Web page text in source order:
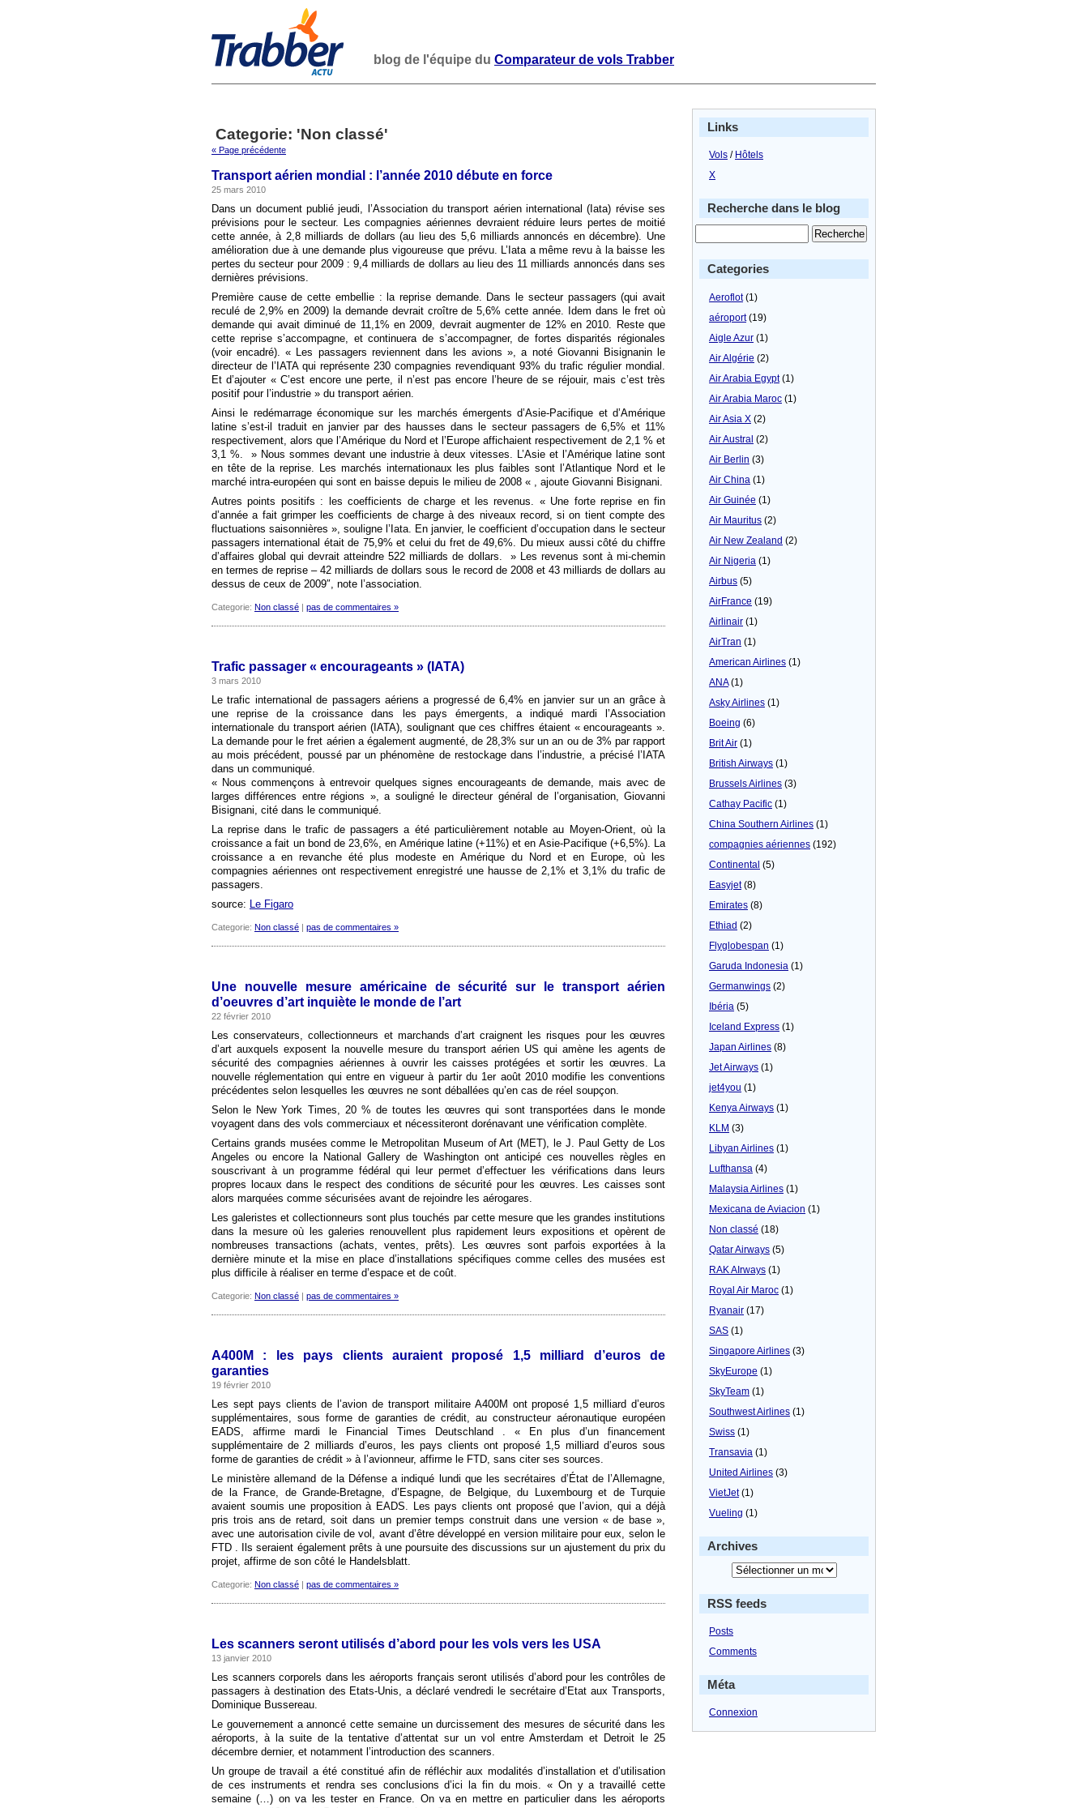
blog de l'équipe du Comparateur de vols Trabber
Categorie: 'Non classé'
« Page précédente
Transport aérien mondial : l’année 2010 débute en force
25 mars 2010
Dans un document publié jeudi, l’Association du transport aérien international (Iata) révise ses
prévisions pour le secteur. Les compagnies aériennes devraient réduire leurs pertes de moitié
cette année, à 2,8 milliards de dollars (au lieu des 5,6 milliards annoncés en décembre). Une
amélioration due à une demande plus vigoureuse que prévu. L’Iata a même revu à la baisse les
pertes du secteur pour 2009 : 9,4 milliards de dollars au lieu des 11 milliards annoncés dans ses
dernières prévisions.
Première cause de cette embellie : la reprise demande. Dans le secteur passagers (qui avait
reculé de 2,9% en 2009) la demande devrait croître de 5,6% cette année. Idem dans le fret où
demande qui avait diminué de 11,1% en 2009, devrait augmenter de 12% en 2010. Reste que
cette reprise s’accompagne, et continuera de s’accompagner, de fortes disparités régionales
(voir encadré). « Les passagers reviennent dans les avions », a noté Giovanni Bisignanin le
directeur de l’IATA qui représente 230 compagnies revendiquant 93% du trafic régulier mondial.
Et d’ajouter « C’est encore une perte, il n’est pas encore l’heure de se réjouir, mais c’est très
positif pour l’industrie » du transport aérien.
Ainsi le redémarrage économique sur les marchés émergents d’Asie-Pacifique et d’Amérique
latine s’est-il traduit en janvier par des hausses dans le secteur passagers de 6,5% et 11%
respectivement, alors que l’Amérique du Nord et l’Europe affichaient respectivement de 2,1 % et
3,1 %. » Nous sommes devant une industrie à deux vitesses. L’Asie et l’Amérique latine sont
en tête de la reprise. Les marchés internationaux les plus faibles sont l’Atlantique Nord et le
marché intra-européen qui sont en baisse depuis le milieu de 2008 « , ajoute Giovanni Bisignani.
Autres points positifs : les coefficients de charge et les revenus. « Une forte reprise en fin
d’année a fait grimper les coefficients de charge à des niveaux record, si on tient compte des
fluctuations saisonnières », souligne l’Iata. En janvier, le coefficient d’occupation dans le secteur
passagers international était de 75,9% et celui du fret de 49,6%. Du mieux aussi côté du chiffre
d’affaires global qui devrait atteindre 522 milliards de dollars. » Les revenus sont à mi-chemin
en termes de reprise – 42 milliards de dollars sous le record de 2008 et 43 milliards de dollars au
dessus de ceux de 2009″, note l’association.
Categorie: Non classé | pas de commentaires »
Trafic passager « encourageants » (IATA)
3 mars 2010
Le trafic international de passagers aériens a progressé de 6,4% en janvier sur un an grâce à
une reprise de la croissance dans les pays émergents, a indiqué mardi l’Association
internationale du transport aérien (IATA), soulignant que ces chiffres étaient « encourageants ».
La demande pour le fret aérien a également augmenté, de 28,3% sur un an ou de 3% par rapport
au mois précédent, poussé par un phénomène de restockage dans l’industrie, a précisé l’IATA
dans un communiqué.
« Nous commençons à entrevoir quelques signes encourageants de demande, mais avec de
larges différences entre régions », a souligné le directeur général de l’organisation, Giovanni
Bisignani, cité dans le communiqué.
La reprise dans le trafic de passagers a été particulièrement notable au Moyen-Orient, où la
croissance a fait un bond de 23,6%, en Amérique latine (+11%) et en Asie-Pacifique (+6,5%). La
croissance a en revanche été plus modeste en Amérique du Nord et en Europe, où les
compagnies aériennes ont respectivement enregistré une hausse de 2,1% et 3,1% du trafic de
passagers.
source: Le Figaro
Categorie: Non classé | pas de commentaires »
Une nouvelle mesure américaine de sécurité sur le transport aérien
d’oeuvres d’art inquiète le monde de l’art
22 février 2010
Les conservateurs, collectionneurs et marchands d’art craignent les risques pour les œuvres
d’art auxquels exposent la nouvelle mesure du transport aérien US qui amène les agents de
sécurité des compagnies aériennes à ouvrir les caisses protégées et sortir les œuvres. La
nouvelle réglementation qui entre en vigueur à partir du 1er août 2010 modifie les conventions
précédentes selon lesquelles les œuvres ne sont déballées qu’en cas de réel soupçon.
Selon le New York Times, 20 % de toutes les œuvres qui sont transportées dans le monde
voyagent dans des vols commerciaux et nécessiteront dorénavant une vérification complète.
Certains grands musées comme le Metropolitan Museum of Art (MET), le J. Paul Getty de Los
Angeles ou encore la National Gallery de Washington ont anticipé ces nouvelles règles en
souscrivant à un programme fédéral qui leur permet d’effectuer les vérifications dans leurs
propres locaux dans le respect des conditions de sécurité pour les œuvres. Les caisses sont
alors marquées comme sécurisées avant de rejoindre les aérogares.
Les galeristes et collectionneurs sont plus touchés par cette mesure que les grandes institutions
dans la mesure où les galeries renouvellent plus rapidement leurs expositions et opèrent de
nombreuses transactions (achats, ventes, prêts). Les œuvres sont parfois exportées à la
dernière minute et la mise en place d’installations spécifiques comme celles des musées est
plus difficile à réaliser en terme d’espace et de coût.
Categorie: Non classé | pas de commentaires »
A400M : les pays clients auraient proposé 1,5 milliard d’euros de
garanties
19 février 2010
Les sept pays clients de l’avion de transport militaire A400M ont proposé 1,5 milliard d’euros
supplémentaires, sous forme de garanties de crédit, au constructeur aéronautique européen
EADS, affirme mardi le Financial Times Deutschland . « En plus d’un financement
supplémentaire de 2 milliards d’euros, les pays clients ont proposé 1,5 milliard d’euros sous
forme de garanties de crédit » à l’avionneur, affirme le FTD, sans citer ses sources.
Le ministère allemand de la Défense a indiqué lundi que les secrétaires d’État de l’Allemagne,
de la France, de Grande-Bretagne, d’Espagne, de Belgique, du Luxembourg et de Turquie
avaient soumis une proposition à EADS. Les pays clients ont proposé que l’avion, qui a déjà
pris trois ans de retard, soit dans un premier temps construit dans une version « de base »,
avec une autorisation civile de vol, avant d’être développé en version militaire pour eux, selon le
FTD . Ils seraient également prêts à une poursuite des discussions sur un ajustement du prix du
projet, affirme de son côté le Handelsblatt.
Categorie: Non classé | pas de commentaires »
Les scanners seront utilisés d’abord pour les vols vers les USA
13 janvier 2010
Les scanners corporels dans les aéroports français seront utilisés d’abord pour les contrôles de
passagers à destination des Etats-Unis, a déclaré vendredi le secrétaire d’Etat aux Transports,
Dominique Bussereau.
Le gouvernement a annoncé cette semaine un durcissement des mesures de sécurité dans les
aéroports, à la suite de la tentative d’attentat sur un vol entre Amsterdam et Detroit le 25
décembre dernier, et notamment l’introduction des scanners.
Un groupe de travail a été constitué afin de réfléchir aux modalités d’installation et d’utilisation
de ces instruments et rendra ses conclusions d’ici la fin du mois. « On y a travaillé cette
semaine (…) on va les tester en France. On va en mettre en particulier dans les aéroports
Links
Vols / Hôtels
X
Recherche dans le blog
Categories
Aeroflot(1)
aéroport(19)
Aigle Azur (1)
Air Algérie (2)
Air Arabia Egypt(1)
Air Arabia Maroc (1)
Air Asia X (2)
Air Austral (2)
Air Berlin (3)
Air China (1)
Air Guinée (1)
Air Mauritus (2)
Air New Zealand (2)
Air Nigeria (1)
Airbus (5)
AirFrance (19)
Airlinair (1)
AirTran (1)
American Airlines (1)
ANA(1)
Asky Airlines (1)
Boeing (6)
Brit Air (1)
British Airways (1)
Brussels Airlines (3)
Cathay Pacific (1)
China Southern Airlines (1)
compagnies aériennes (192)
Continental (5)
Easyjet(8)
Emirates (8)
Ethiad (2)
Flyglobespan (1)
Garuda Indonesia (1)
Germanwings (2)
Ibéria (5)
Iceland Express (1)
Japan Airlines (8)
Jet Airways (1)
jet4you (1)
Kenya Airways (1)
KLM (3)
Libyan Airlines (1)
Lufthansa (4)
Malaysia Airlines (1)
Mexicana de Aviacion (1)
Non classé (18)
Qatar Airways (5)
RAK AIrways (1)
Royal Air Maroc (1)
Ryanair (17)
SAS (1)
Singapore Airlines (3)
SkyEurope (1)
SkyTeam (1)
Southwest Airlines (1)
Swiss (1)
Transavia (1)
United Airlines (3)
VietJet(1)
Vueling (1)
Archives
RSS feeds
Posts
Comments
Méta
Connexion